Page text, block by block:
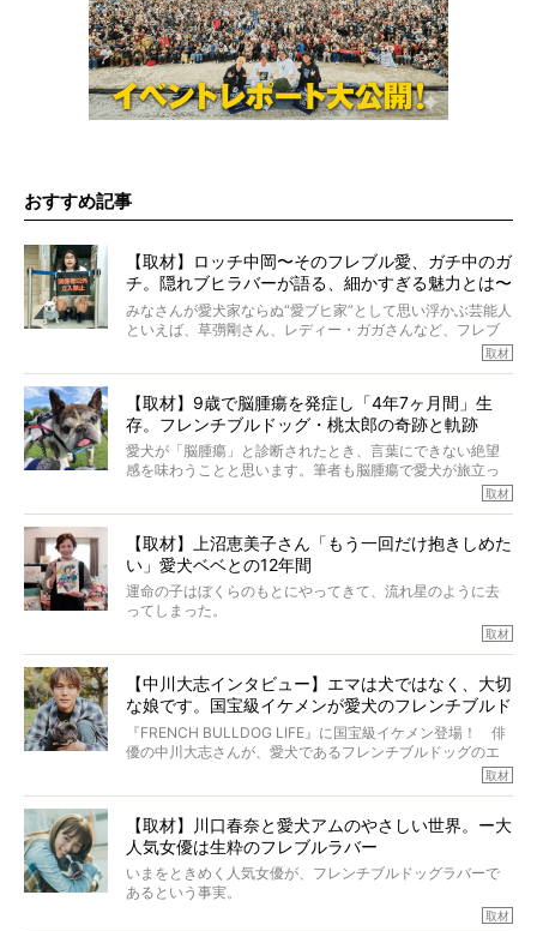
おすすめ記事
【取材】ロッチ中岡〜そのフレブル愛、ガチ中のガ
チ。隠れブヒラバーが語る、細かすぎる魅力とは〜
【前編】
みなさんが愛犬家ならぬ“愛ブヒ家”として思い浮かぶ芸能人
といえば、草彅剛さん、レディー・ガガさんなど、フレブ
ルを飼っている方が多いと思います。が、ロッチ中岡さん
も、じつは大のフレブルラバーだというのをご存知です
んのインスタグラムを覗くと、たくさんのフレブルアカウ
ントがフォローされていて、わが『FRENCH BULLDOG
LIFE』モデルのnicoやトーラスも、その中の一頭。
そんな中岡さんに、フレブルの魅力を語っていただきまし
た。そのブヒ愛っぷりは、思ってた以上！ ガチ中のガチ
取材
【取材】9歳で脳腫瘍を発症し「4年7ヶ月間」生
存。フレンチブルドッグ・桃太郎の奇跡と軌跡
愛犬が「脳腫瘍」と診断されたとき、言葉にできない絶望
感を味わうことと思います。筆者も脳腫瘍で愛犬が旅立っ
たひとり。だからこそ、どれほど厄介で困難な病気かを理
解をしているつもりです。「発症から1年生存すれば素晴ら
ところが、フレンチブルドッグの桃太郎は9歳で脳腫瘍を発
症し、なんと4年7ヶ月間も生き抜いたのです。旅立ったと
きの年齢は13歳と11ヶ月、レジェンド級のレジェンドでし
た。さらには、治療後3年間は一度も発作が起きなかったと
いいます。
この事実はフレンチブルドッグだけでなく、脳腫瘍と闘う
多くの犬たちに勇気と希望を与えるに違いありません。桃
太郎のオーナーである佐藤さんご夫婦に、治療の選択やケ
アについて詳しくお話しをうかがいました。
取材
【取材】上沼恵美子さん「もう一回だけ抱きしめた
い」愛犬ベベとの12年間
運命の子はぼくらのもとにやってきて、流れ星のように去
ってしまった。
けれども、ぼくらはそのことについて考えたいし、泣き出
り添いたいと思う。
その悲しみをいますぐ解消することはできないが、話をき
いて、泣いたり笑ったりするのもいいだろう。
こんな子だった、こんなにいい子だった、ほんとうに愛し
ていたと。
ぼくらは上沼恵美子さんのご自宅へ伺って、お話をきこう
と思った。
取材
【中川大志インタビュー】エマは犬ではなく、大切
な娘です。国宝級イケメンが愛犬のフレンチブルド
ッグと一緒に登場
『FRENCH BULLDOG LIFE』に国宝級イケメン登場！ 俳
優の中川大志さんが、愛犬であるフレンチブルドッグのエ
マちゃん（2歳の女の子）にメロメロとの情報を聞きつけ、
中川さんを直撃。そのフレブル愛をたっぷり語っていただ
カエピソードが次から次へと飛び出しました。
取材
【取材】川口春奈と愛犬アムのやさしい世界。ー大
人気女優は生粋のフレブルラバー
いまをときめく人気女優が、フレンチブルドッグラバーで
あるという事実。
取材